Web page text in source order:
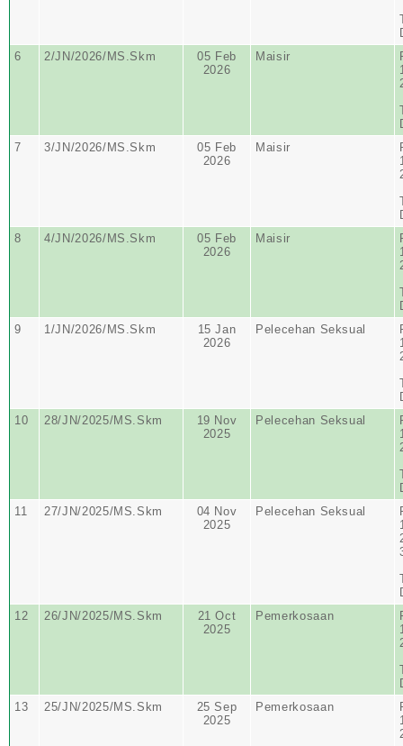
6
2/JN/2026/MS.Skm
05 Feb
2026
Maisir
7
3/JN/2026/MS.Skm
05 Feb
2026
Maisir
8
4/JN/2026/MS.Skm
05 Feb
2026
Maisir
9
1/JN/2026/MS.Skm
15 Jan
2026
Pelecehan Seksual
10
28/JN/2025/MS.Skm
19 Nov
2025
Pelecehan Seksual
11
27/JN/2025/MS.Skm
04 Nov
2025
Pelecehan Seksual
12
26/JN/2025/MS.Skm
21 Oct
2025
Pemerkosaan
13
25/JN/2025/MS.Skm
25 Sep
2025
Pemerkosaan